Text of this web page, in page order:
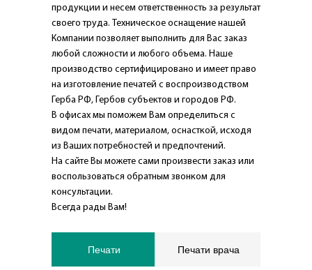
продукции и несем ответственность за результат
своего труда. Техническое оснащение нашей
Компании позволяет выполнить для Вас заказ
любой сложности и любого объема. Наше
производство сертифицировано и имеет право
на изготовление печатей с воспроизводством
Герба РФ, Гербов субъектов и городов РФ.
В офисах мы поможем Вам определиться с
видом печати, материалом, оснасткой, исходя
из Ваших потребностей и предпочтений.
На сайте Вы можете сами произвести заказ или
воспользоваться обратным звонком для
консультации.
Всегда рады Вам!
Печати Печати врача